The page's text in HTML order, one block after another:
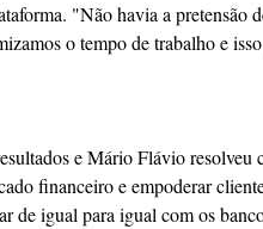
"Não havia a pretensão
o tempo de trabalho e
e Mário Flávio resolveu
financeiro e empoderar
de igual para igual com os